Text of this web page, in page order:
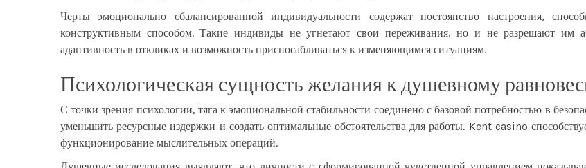
Черты эмоционально сбалансированной индивидуальности содержат постоянство настроения,
конструктивным способом. Такие индивиды не угнетают свои переживания, но и не разрешают им
адаптивность в откликах и возможность приспосабливаться к изменяющимся ситуациям.
Психологическая сущность желания к душевному
С точки зрения психологии, тяга к эмоциональной стабильности соединено с базовой потребностью в
уменьшить ресурсные издержки и создать оптимальные обстоятельства для работы. Kent casino
функционирование мыслительных операций.